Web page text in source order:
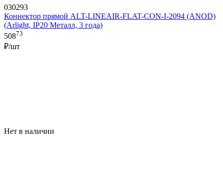
030293
Коннектор прямой ALT-LINEAIR-FLAT-CON-I-2094 (ANOD)
(Arlight, IP20 Металл, 3 года)
50873
₽/шт
Нет в наличии